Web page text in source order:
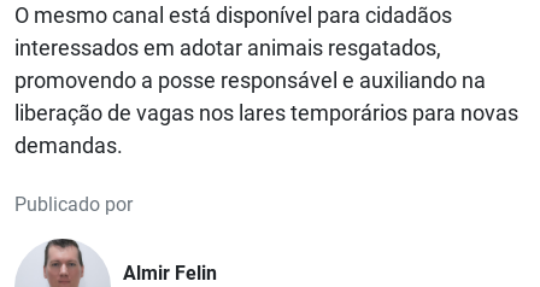
O mesmo canal está disponível para cidadãos
interessados em adotar animais resgatados,
promovendo a posse responsável e auxiliando na
liberação de vagas nos lares temporários para novas
demandas.
Publicado por
Almir Felin